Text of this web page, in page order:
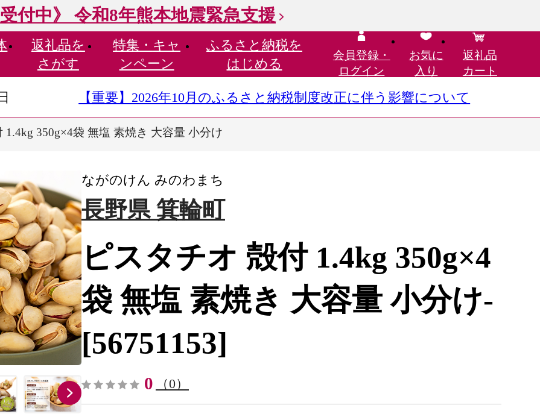
受付中》 令和8年熊本地震緊急支援
返礼品を
さがす
特集・ キャ
ンペーン
ふるさと納税を
はじめる
会員登録・
ログイン
お気に
入り
返礼品
カート
【重要】2026年10月のふるさと納税制度改正に伴う影響について
1.4kg 350g×4袋 無塩 素焼き 大容量 小分け
ながのけん みのわまち
長野県 箕輪町
ピスタチオ 殻付 1.4kg 350g×4
袋 無塩 素焼き 大容量 小分け-
[56751153]
0 （0）